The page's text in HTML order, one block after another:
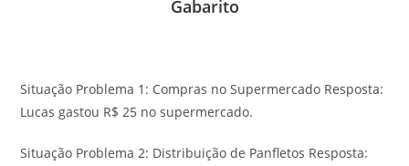
Gabarito
Situação Problema 1: Compras no Supermercado Resposta:
Lucas gastou R$ 25 no supermercado.
Situação Problema 2: Distribuição de Panfletos Resposta: